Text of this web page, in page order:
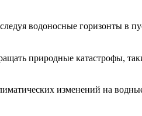
водоносные горизонты в
природные катастрофы,
изменений на